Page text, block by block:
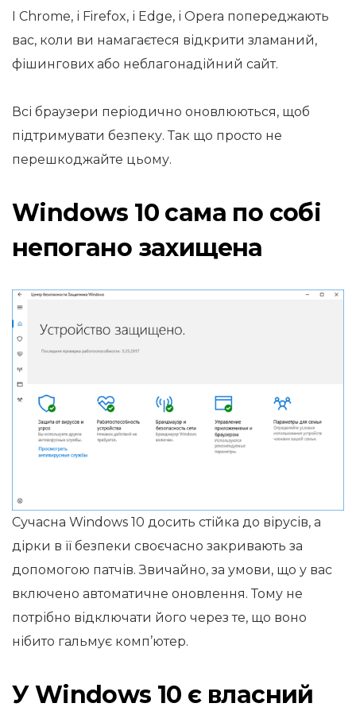
І Chrome, і Firefox, і Edge, і Opera попереджають
вас, коли ви намагаєтеся відкрити зламаний,
фішингових або неблагонадійний сайт.
Всі браузери періодично оновлюються, щоб
підтримувати безпеку. Так що просто не
перешкоджайте цьому.
Windows 10 сама по собі
непогано захищена
Сучасна Windows 10 досить стійка до вірусів, а
дірки в її безпеки своєчасно закривають за
допомогою патчів. Звичайно, за умови, що у вас
включено автоматичне оновлення. Тому не
потрібно відключати його через те, що воно
нібито гальмує комп’ютер.
У Windows 10 є власний